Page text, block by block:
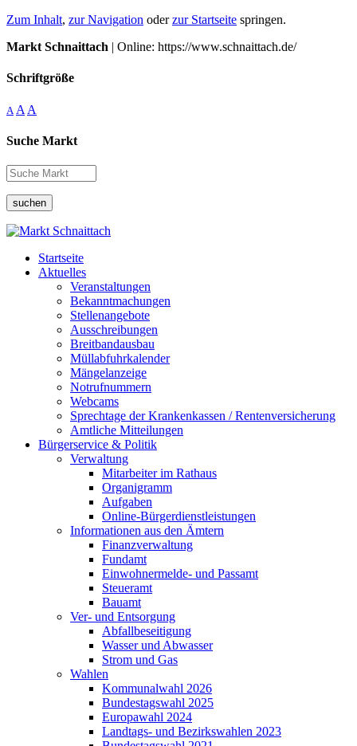
Zum Inhalt, zur Navigation oderzur Startseite springen.
Markt Schnaittach | Online: https://www.schnaittach.de/
Schriftgröße
A A A
Suche Markt
suchen
Startseite
Aktuelles
Veranstaltungen
Bekanntmachungen
Stellenangebote
Ausschreibungen
Breitbandausbau
Müllabfuhrkalender
Mängelanzeige
Notrufnummern
Webcams
Sprechtage der Krankenkassen / Rentenversicherung
Amtliche Mitteilungen
Bürgerservice & Politik
Verwaltung
Mitarbeiter im Rathaus
Organigramm
Aufgaben
Online-Bürgerdienstleistungen
Informationen aus den Ämtern
Finanzverwaltung
Fundamt
Einwohnermelde- und Passamt
Steueramt
Bauamt
Ver- und Entsorgung
Abfallbeseitigung
Wasser und Abwasser
Strom und Gas
Wahlen
Kommunalwahl 2026
Bundestagswahl 2025
Europawahl 2024
Landtags- und Bezirkswahlen 2023